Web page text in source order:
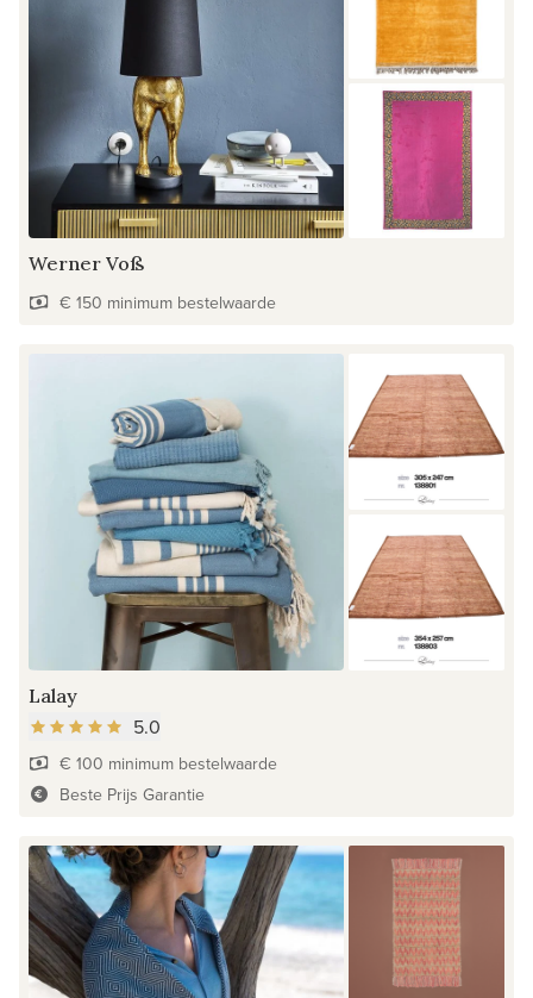
Werner Voß
€ 150 minimum bestelwaarde
Lalay
5.0
€ 100 minimum bestelwaarde
Beste Prijs Garantie